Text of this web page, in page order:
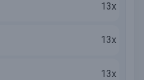
13x
13x
13x